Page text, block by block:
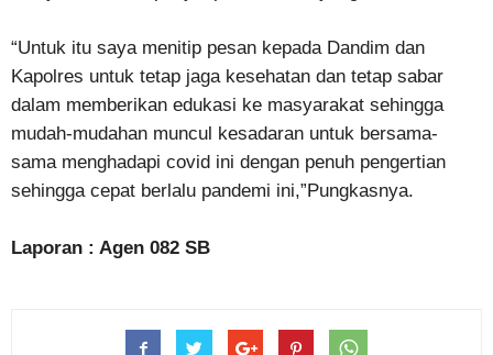
“Untuk itu saya menitip pesan kepada Dandim dan
Kapolres untuk tetap jaga kesehatan dan tetap sabar
dalam memberikan edukasi ke masyarakat sehingga
mudah-mudahan muncul kesadaran untuk bersama-
sama menghadapi covid ini dengan penuh pengertian
sehingga cepat berlalu pandemi ini,”Pungkasnya.
Laporan : Agen 082 SB